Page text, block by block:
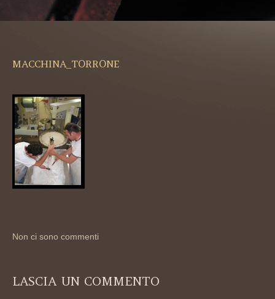
MACCHINA_TORRONE
Non ci sono commenti
LASCIA UN COMMENTO